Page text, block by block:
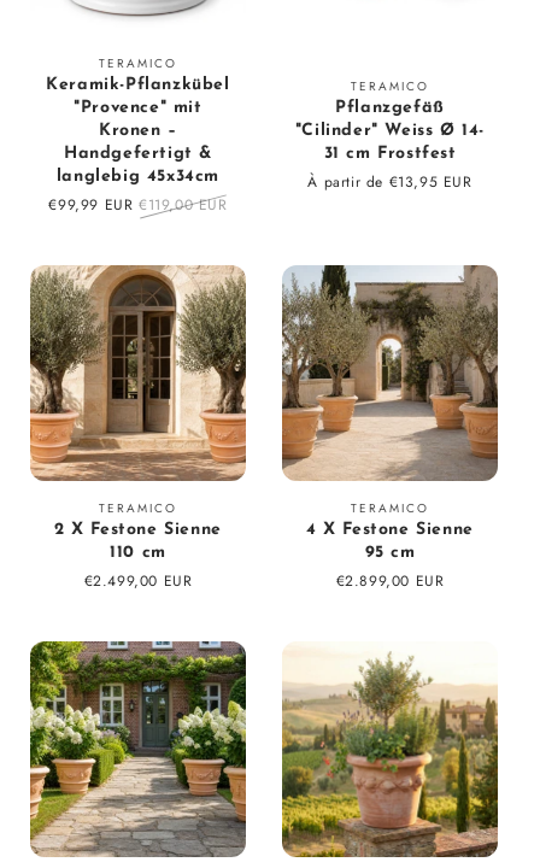
Fournisseur
:
TERAMICO
Keramik-Pflanzkübel
"Provence" mit
Kronen –
Handgefertigt &
langlebig 45x34cm
Prix
€99,99 EUR Prix
€119,00 EUR
Fournisseur
:
TERAMICO
Pflanzgefäß
"Cilinder" Weiss Ø 14-
31 cm Frostfest
Prix
À partir de €13,95 EUR
Fournisseur
:
TERAMICO
2 X Festone Sienne
110 cm
Prix
€2.499,00 EUR
Fournisseur
:
TERAMICO
4 X Festone Sienne
95 cm
Prix
€2.899,00 EUR